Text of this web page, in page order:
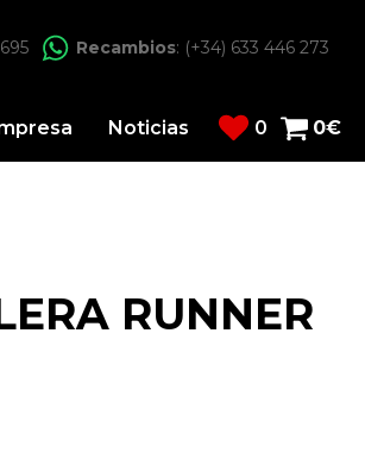
Recambios: (+34) 633 446 273
Noticias 0 0€
RUNNER